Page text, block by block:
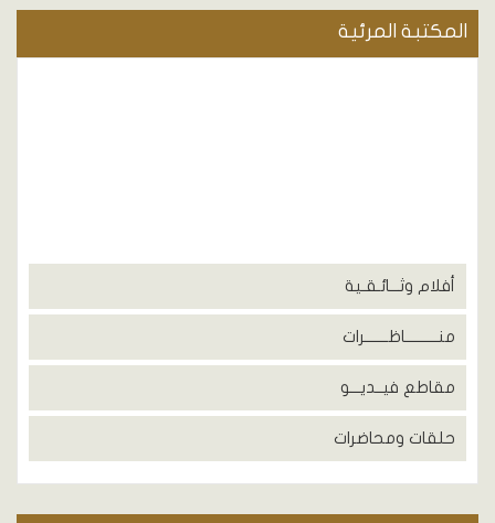
المكتبة المرئية
أفلام وثـــائـقـية
منــــــــــاظـــــــرات
مقاطع فيــديـــو
حلقات ومحاضرات